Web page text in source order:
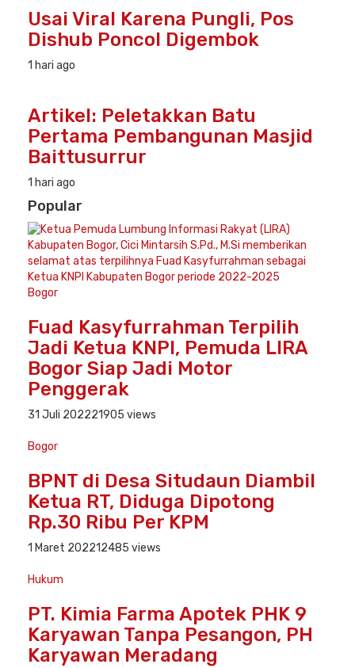
Usai Viral Karena Pungli, Pos
Dishub Poncol Digembok
1 hari ago
Artikel: Peletakkan Batu
Pertama Pembangunan Masjid
Baittusurrur
1 hari ago
Popular
Bogor
Fuad Kasyfurrahman Terpilih
Jadi Ketua KNPI, Pemuda LIRA
Bogor Siap Jadi Motor
Penggerak
31 Juli 202221905 views
Bogor
BPNT di Desa Situdaun Diambil
Ketua RT, Diduga Dipotong
Rp.30 Ribu Per KPM
1 Maret 202212485 views
Hukum
PT. Kimia Farma Apotek PHK 9
Karyawan Tanpa Pesangon, PH
Karyawan Meradang